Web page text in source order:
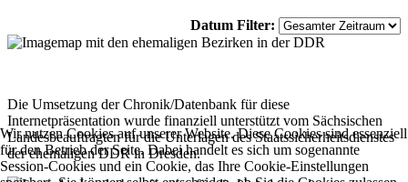
Datum Filter:
Die Umsetzung der Chronik/Datenbank für diese
Internetpräsentation wurde finanziell unterstützt vom Sächsischen
Landesbeauftragten für die Unterlagen des Staatssicherheitsdienstes
der ehemaligen DDR in Dresden.
Wir nutzen Cookies auf unserer Website. Diese Cookies sind essenziell
für den Betrieb der Seite. Dabei handelt es sich um sogenannte
Session-Cookies und ein Cookie, das Ihre Cookie-Einstellungen